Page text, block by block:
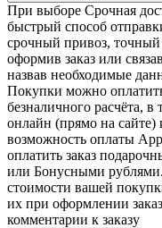
При выборе Срочная
быстрый способ
срочный привоз, точный
оформив заказ или
назвав необходимые
Покупки можно
безналичного расчёта,
онлайн (прямо на
возможность оплаты
оплатить заказ
или Бонусными
стоимости вашей
их при оформлении
комментарии к заказу